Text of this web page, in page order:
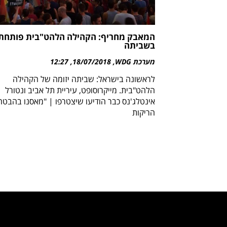
המאבק מחריף: הקהילה הלהט"בית
בשביתה
מערכת WDG 18/07/2018
12:27
לראשונה בישראל: שביתה יזומה של הקהילה
הלהט"בית. מייקרוסופט, עיריית תל אביב ונטורל
אינטלג'נס כבר הודיעו שיצטרפו | "מאסנו
הריקות